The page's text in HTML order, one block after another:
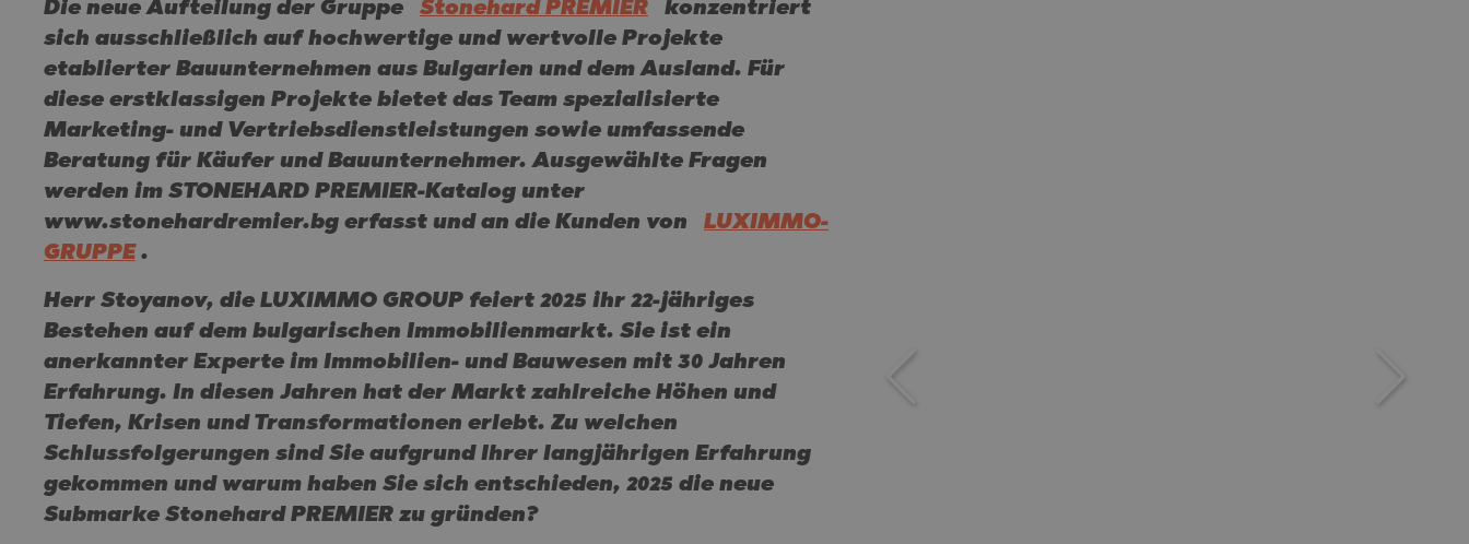
SOZOPOL
ST. CONSTANTINE AND ELENA
NESSEBAR
RAVDA
SVETI VLAS
KOSHARITSA
AHELOY
ALEN MAK
BANKYA
BELASHTITSA
SKALA POTAMIAS
SKALA RACHONI
ASPROVALTA
KARIANI
SKALA SOTIROS
PLAYA FLAMENCA
TORREVIEJA
KATAR
OMAN
INDONESIA
SOZOPOL
ST. CONSTANTINE AND ELENA
GOLDEN SANDS
NESSEBAR
RAVDA
SVETI VLAS
LOZENETS
AHELOY
AHTOPOL
ALEN MAK
Die neue Aufteilung der Gruppe Stonehard PREMIER
konzentriert
sich ausschließlich auf hochwertige und wertvolle Projekte
etablierter Bauunternehmen aus Bulgarien und dem Ausland. Für
diese erstklassigen Projekte bietet das Team spezialisierte
Marketing- und Vertriebsdienstleistungen sowie umfassende
Beratung für Käufer und Bauunternehmer. Ausgewählte Fragen
werden im STONEHARD PREMIER-Katalog unter
www.stonehardremier.bg erfasst und an die Kunden von
LUXIMMO-
GRUPPE.
Herr Stoyanov, die LUXIMMO GROUP feiert 2025 ihr 22-jähriges
Bestehen auf dem bulgarischen Immobilienmarkt. Sie ist ein
anerkannter Experte im Immobilien- und Bauwesen mit 30 Jahren
Erfahrung. In diesen Jahren hat der Markt zahlreiche Höhen und
Tiefen, Krisen und Transformationen erlebt. Zu welchen
Schlussfolgerungen sind Sie aufgrund Ihrer langjährigen Erfahrung
gekommen und warum haben Sie sich entschieden, 2025 die neue
Submarke Stonehard PREMIER zu gründen?